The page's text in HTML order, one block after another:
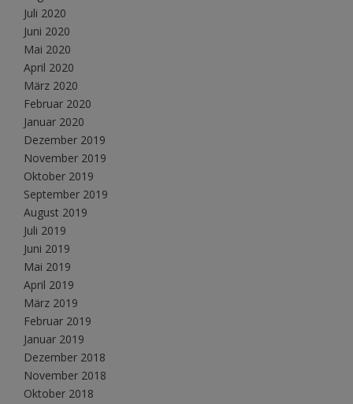
Juli 2020
Juni 2020
Mai 2020
April 2020
März 2020
Februar 2020
Januar 2020
Dezember 2019
November 2019
Oktober 2019
September 2019
August 2019
Juli 2019
Juni 2019
Mai 2019
April 2019
März 2019
Februar 2019
Januar 2019
Dezember 2018
November 2018
Oktober 2018